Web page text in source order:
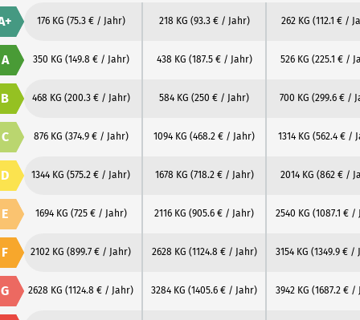
176 KG (75.3 € / Jahr) 218 KG (93.3 € / Jahr) 262 KG (112.1 € /
A 350 KG (149.8 € / Jahr) 438 KG (187.5 € / Jahr) 526 KG (225.1 € /
B 468 KG (200.3 € / Jahr) 584 KG (250 € / Jahr) 700 KG (299.6 € /
C 876 KG (374.9 € / Jahr) 1094 KG (468.2 € / Jahr) 1314 KG (562.4 € /
D 1344 KG (575.2 € / Jahr) 1678 KG (718.2 € / Jahr) 2014 KG (862 € /
E 1694 KG (725 € / Jahr) 2116 KG (905.6 € / Jahr) 2540 KG (1087.1 € /
F 2102 KG (899.7 € / Jahr) 2628 KG (1124.8 € / Jahr) 3154 KG (1349.9 € /
G 2628 KG (1124.8 € / Jahr) 3284 KG (1405.6 € / Jahr) 3942 KG (1687.2 € /